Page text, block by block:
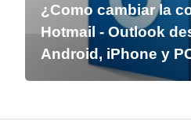
¿Como cambiar la
Hotmail - Outlook
Android, iPhone y